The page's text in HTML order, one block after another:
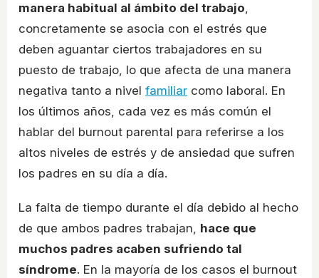
manera habitual al ámbito del trabajo,
concretamente se asocia con el estrés que
deben aguantar ciertos trabajadores en su
puesto de trabajo, lo que afecta de una manera
negativa tanto a nivel familiar como laboral. En
los últimos años, cada vez es más común el
hablar del burnout parental para referirse a los
altos niveles de estrés y de ansiedad que sufren
los padres en su día a día.
La falta de tiempo durante el día debido al hecho
de que ambos padres trabajan, hace que
muchos padres acaben sufriendo tal
síndrome. En la mayoría de los casos el burnout